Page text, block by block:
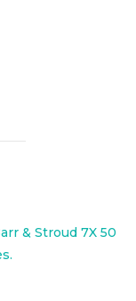
& Stroud 7X 50